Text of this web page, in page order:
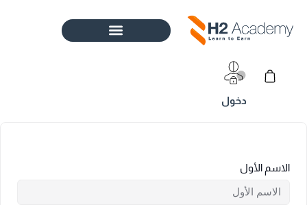
المحتوى
Cart
الاسم الأول